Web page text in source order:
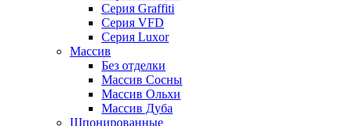
Серия Graffiti
Серия VFD
Серия Luxor
Массив
Без отделки
Массив Сосны
Массив Ольхи
Массив Дуба
Шпонированные